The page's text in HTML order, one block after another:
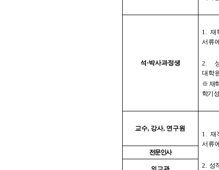
석 ⋅박사과정생
1.재
서류
2.
대학
※ 재
학기
교수, 강사, 연구원
1.재
서류
2. 성
전문인사